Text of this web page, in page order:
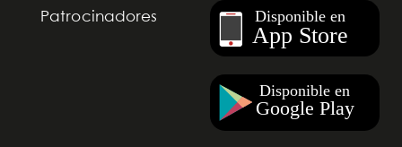
Patrocinadores